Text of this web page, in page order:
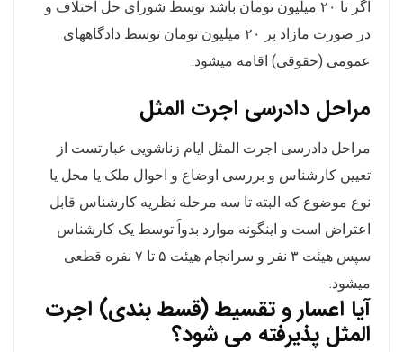
اگر تا ۲۰ میلیون تومان باشد توسط شورای حل اختلاف و
در صورت مازاد بر ۲۰ میلیون تومان توسط دادگاههای
عمومی (حقوقی) اقامه میشود.
مراحل دادرسی اجرت المثل
مراحل دادرسی اجرت المثل ایام زناشویی عبارتست از
تعیین کارشناس و بررسی اوضاع و احوال ملک یا محل یا
نوع موضوع که البته تا سه مرحله نظریه کارشناس قابل
اعتراض است و اینگونه موارد بدواً توسط یک کارشناس
سپس هیئت ۳ نفر و سرانجام هیئت ۵ تا ۷ نفره قطعی
میشود.
آیا اعسار و تقسیط (قسط بندی) اجرت
المثل پذیرفته می شود؟